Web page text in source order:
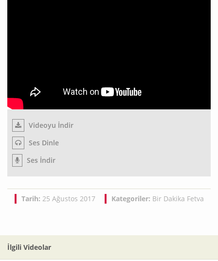
Videoyu İndir
Ses Dinle
Ses İndir
Tarih: 25 Ağustos 2017 Kategoriler: Bir Dakika Fetva
İlgili Videolar